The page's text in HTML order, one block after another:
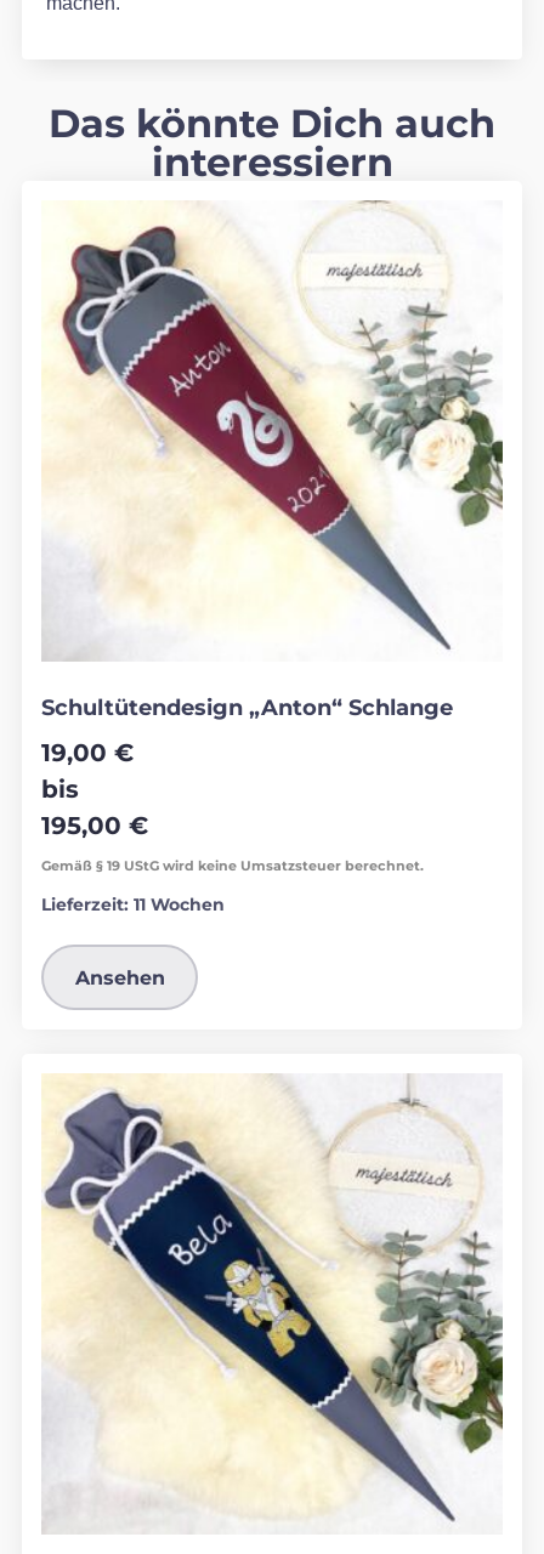
Das könnte Dich auch
interessiern
Schultütendesign „Anton“ Schlange
19,00 €
bis
195,00 €
Gemäß § 19 UStG wird keine Umsatzsteuer berechnet.
Lieferzeit: 11 Wochen
Ansehen